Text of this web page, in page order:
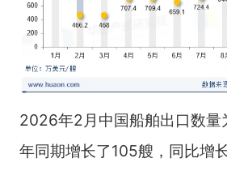
2026年2月中国船舶出口数
年同期增长了105艘，同比增